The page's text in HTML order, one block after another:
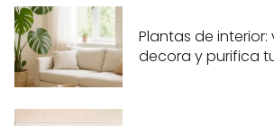
Plantas de interior:
decora y purifica